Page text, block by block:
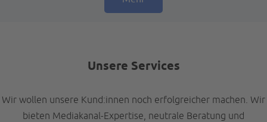
Unsere Services
Wir wollen unsere Kund:innen noch erfolgreicher machen. Wir
bieten Mediakanal-Expertise, neutrale Beratung und